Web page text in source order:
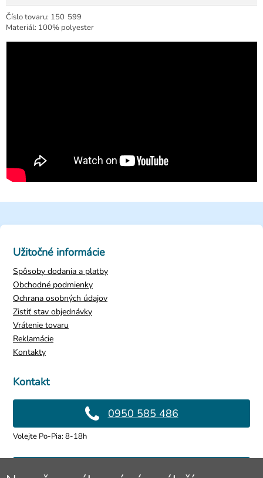
Číslo tovaru: 150 599
Materiál: 100% polyester
Kontakt
0950 585 486
Volejte Po-Pia: 8-18h
info@4lol.cz
Užitočné informácie
Spôsoby dodania a platby
Obchodné podmienky
Ochrana osobných údajov
Zistiť stav objednávky
Vrátenie tovaru
Reklamácie
Kontakty